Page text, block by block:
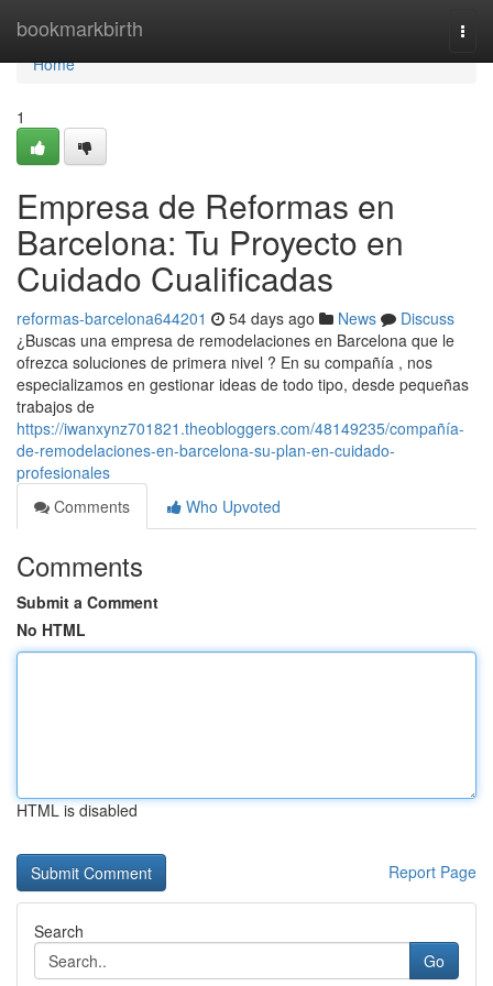
bookmarkbirth
Home
Home
1
Empresa de Reformas en
Barcelona: Tu Proyecto en
Cuidado Cualificadas
reformas-barcelona644201 54 days ago News
Discuss
¿Buscas una empresa de remodelaciones en Barcelona que le
ofrezca soluciones de primera nivel ? En su compañía , nos
especializamos en gestionar ideas de todo tipo, desde pequeñas
trabajos de
https://iwanxynz701821.theobloggers.com/48149235/compañía-
de-remodelaciones-en-barcelona-su-plan-en-cuidado-
profesionales
Comments
Who Upvoted
Comments
Submit a Comment
No HTML
HTML is disabled
Report Page
Search
Go